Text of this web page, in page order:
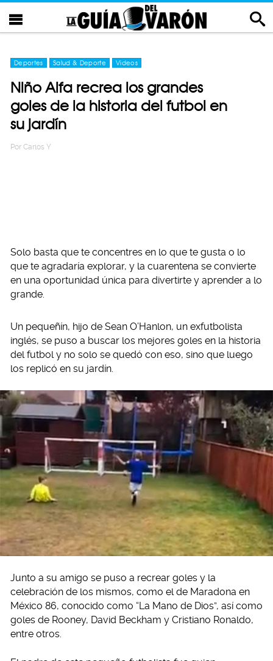
Deportes Salud & Deporte Videos
Niño Alfa recrea los grandes
goles de la historia del futbol en
su jardín
Por Carlos Y
Solo basta que te concentres en lo que te gusta o lo
que te agradaría explorar, y la cuarentena se convierte
en una oportunidad única para divertirte y aprender a lo
grande.
Un pequeñín, hijo de Sean O’Hanlon, un exfutbolista
inglés, se puso a buscar los mejores goles en la historia
del futbol y no solo se quedó con eso, sino que luego
los replicó en su jardín.
Junto a su amigo se puso a recrear goles y la
celebración de los mismos, como el de Maradona en
México 86, conocido como “La Mano de Dios”, así como
goles de Rooney, David Beckham y Cristiano Ronaldo,
entre otros.